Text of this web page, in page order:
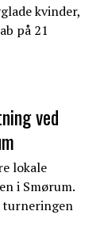
kvinder,
på 21
ved
lokale
i Smørum.
turneringen